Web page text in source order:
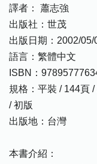
譯者： 蕭志強
出版社：世茂
出版日期：2002/05/
語言：繁體中文
ISBN：
規格：平裝 / 144頁
/ 初版
出版地：台灣
本書介紹：